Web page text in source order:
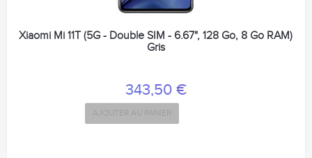
Xiaomi Mi 11T (5G - Double SIM - 6.67", 128 Go, 8 Go RAM)
Gris
343,50 €
AJOUTER AU PANIER